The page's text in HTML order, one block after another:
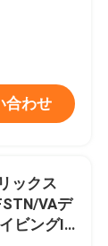
合わせ
ックス
VAデ
ビングIC